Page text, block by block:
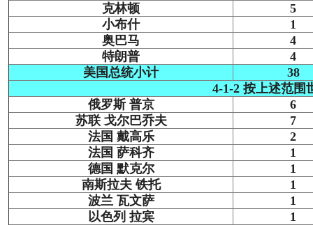
克林顿
5
小布什
1
奥巴马
4
特朗普
4
美国总统小计
38
4-1-2 按上述范围
俄罗斯 普京
6
苏联 戈尔巴乔夫
7
法国 戴高乐
2
法国 萨科齐
1
德国 默克尔
1
南斯拉夫 铁托
1
波兰 瓦文萨
1
以色列 拉宾
1